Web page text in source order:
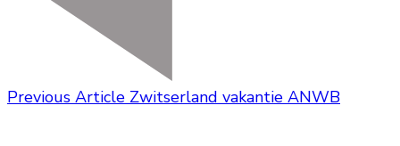
Previous Article Zwitserland vakantie ANWB